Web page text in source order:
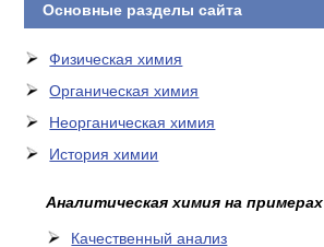
Основные разделы сайта
Физическая химия
Органическая химия
Неорганическая химия
История химии
Аналитическая химия на примерах
Качественный анализ